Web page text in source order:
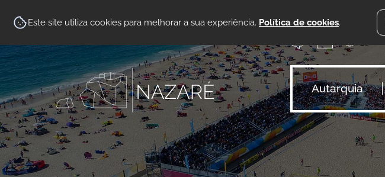
Este site utiliza cookies para melhorar a sua experiência. Política de cookies.
Autarquia